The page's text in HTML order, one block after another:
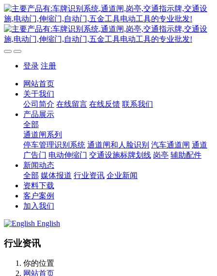
登录 注册
网站首页
关于我们
公司简介 在线留言 在线反馈 联系我们
产品展示
全部
通道闸系列
停车管理识别系统 通道闸和人脸识别 汽车通道闸 通道
广告门 电动伸缩门 交通设施标牌划线 岗亭 辅助配件
新闻动态
全部 媒体报道 行业资讯 企业新闻
资料下载
客户案例
加入我们
English
行业资讯
你的位置
网站首页